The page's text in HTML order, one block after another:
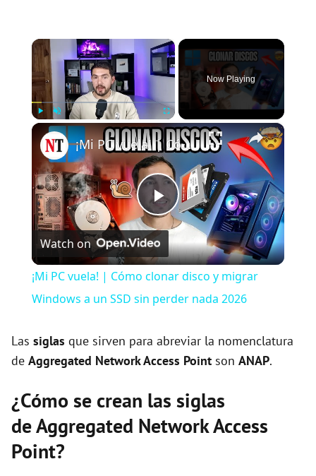
×
Play Unmute Fullscreen
Now Playing
×
P
l
a
y
i
¡Mi PC vuela! | Cómo clonar disco y migrar Windows a un SSD sin perder nada 2026
Watch on
¡Mi PC vuela! | Cómo clonar disco y migrar
Windows a un SSD sin perder nada 2026
Las siglas que sirven para abreviar la nomenclatura
de Aggregated Network Access Point son ANAP.
¿Cómo se crean las siglas
de Aggregated Network Access
Point?